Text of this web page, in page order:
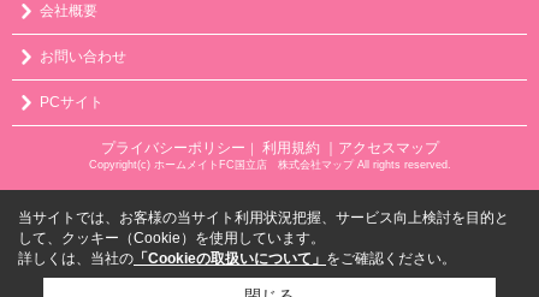
会社概要
お問い合わせ
PCサイト
プライバシーポリシー ｜ 利用規約 ｜アクセスマップ
Copyright(c) ホームメイトFC国立店 株式会社マップ All rights reserved.
当サイトでは、お客様の当サイト利用状況把握、サービス向上検討を目的と
して、クッキー（Cookie）を使用しています。
詳しくは、当社の 「Cookieの取扱いについて」 をご確認ください。